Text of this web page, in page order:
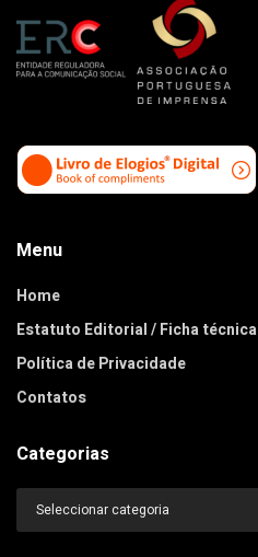
Menu
Home
Estatuto Editorial / Ficha técnica
Política de Privacidade
Contatos
Categorias
Categorias